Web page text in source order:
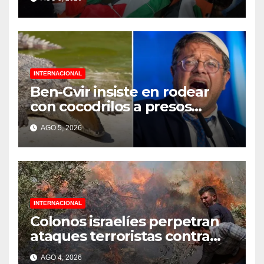
genocidio
INTERNACIONAL
Ben-Gvir insiste en rodear
con cocodrilos a presos
palestinos
AGO 5, 2026
INTERNACIONAL
Colonos israelíes perpetran
ataques terroristas contra
familias palestinas en
AGO 4, 2026